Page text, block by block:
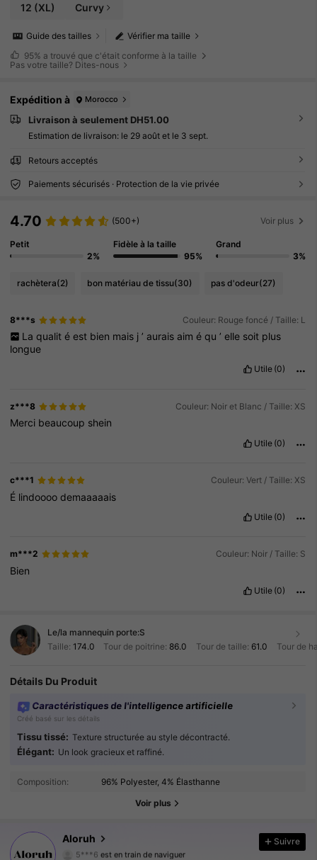
12 (XL) Curvy
Vérifier ma taille
Guide des tailles
95% a trouvé que c'était conforme à la taille
Pas votre taille? Dites-nous
Expédition à Morocco
Livraison à seulement DH51.00
Estimation de livraison: le 29 août et le 3 sept.
Retours acceptés
Paiements sécurisés · Protection de la vie privée
4.70 (500+) Voir plus
Petit
2%
Fidèle à la taille
95%
Grand
3%
rachètera(2) bon matériau de tissu(30) pas d'odeur(27)
8***s Couleur: Rouge foncé / Taille: L
La qualit é est bien mais j ’ aurais aim é qu ’ elle soit plus
longue
Utile (0)
z***8 Couleur: Noir et Blanc / Taille: XS
Merci beaucoup shein
Utile (0)
c***1 Couleur: Vert / Taille: XS
É lindoooodemaaaaais
Utile (0)
m***2 Couleur: Noir / Taille: S
Bien
Utile (0)
Le/la mannequin porte:S
Taille: 174.0 Tour de poitrine: 86.0 Tour de taille: 61.0 Tour de
Détails Du Produit
Caractéristiques de l'intelligence artificielle
Créé basé sur les détails
Tissu tissé: Texture structurée au style décontracté.
Élégant: Un look gracieux et raffiné.
Composition: 96% Polyester, 4% Élasthanne
Voir plus
Aloruh
2.6M Suiveurs
5***6 est en train de naviguer
Suivre